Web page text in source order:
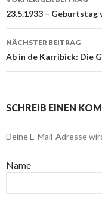
23.5.1933 – Geburtstag
NÄCHSTER BEITRAG
Ab in de Karribick: Die
SCHREIB EINEN
Deine E-Mail-Adresse
Name